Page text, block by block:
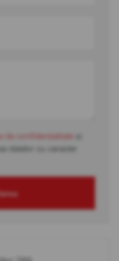
de confidențialitate
datelor cu caracter